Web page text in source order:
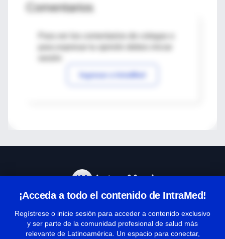
Comentarios
Para ver los comentarios de colegas o
Ingresar a IntraMed
¡Acceda a todo el contenido de IntraMed!
Regístrese o inicie sesión para acceder a contenido exclusivo
y ser parte de la comunidad profesional de salud más
relevante de Latinoamérica. Un espacio para conectar,